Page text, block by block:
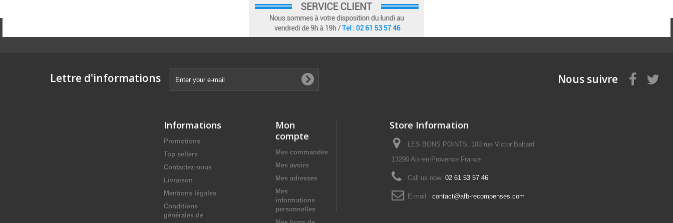
Lettre d'informations Nous suivre
Informations
Promotions
Top sellers
Contactez-nous
Livraison
Mentions légales
Conditions
générales de
Mon
compte
Mes commandes
Mes avoirs
Mes adresses
Mes
informations
personnelles
Store Information
LES BONS POINTS, 100 rue Victor Baltard
13290 Aix-en-Provence France
Call us now: 02 61 53 57 46
E-mail : contact@afb-recompenses.com